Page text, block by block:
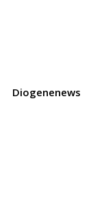
Diogenenews